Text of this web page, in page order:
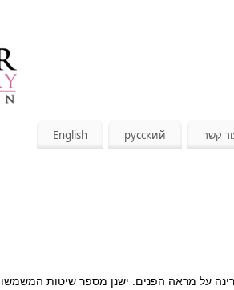
קשר русский
English
על מראה הפנים. ישנן מספר שיטות